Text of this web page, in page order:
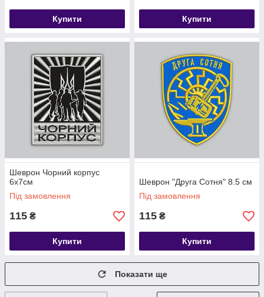
Купити Купити
Шеврон Чорний корпус
6х7см
Під замовлення
115 ₴
Купити
Шеврон "Друга Сотня" 8.5 см
Під замовлення
115 ₴
Купити
Показати ще